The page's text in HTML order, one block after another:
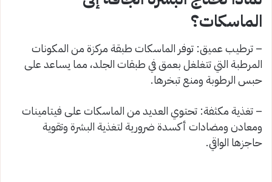
الماسكات؟
– ترطيب عميق: توفر الماسكات طبقة مركزة من المكونات
المرطبة التي تتغلغل بعمق في طبقات الجلد، مما يساعد على
حبس الرطوبة ومنع تبخرها.
– تغذية مكثفة: تحتوي العديد من الماسكات على فيتامينات
ومعادن ومضادات أكسدة ضرورية لتغذية البشرة وتقوية
حاجزها الواقي.